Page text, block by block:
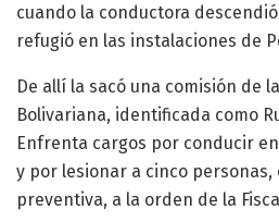
cuando la conductora
refugió en las instalaciones de
De allí la sacó una comisión de
Bolivariana, identificada como
Enfrenta cargos por conducir
y por lesionar a cinco
preventiva, a la orden de la